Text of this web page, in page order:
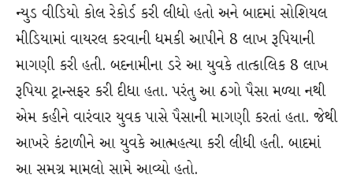
ન્યુડ વીડિયો કોલ રેકોર્ડ કરી લીધો હતો અને બાદમાં સોશિયલ
મીડિયામાં વાયરલ કરવાની ધમકી આપીને 8 લાખ રૂપિયાની
માગણી કરી હતી. બદનામીના ડરે આ યુવકે તાત્કાલિક 8 લાખ
રૂપિયા ટ્રાન્સફર કરી દીધા હતા. પરંતુ આ ઠગો પૈસા મળ્યા નથી
એમ કહીને વારંવાર યુવક પાસે પૈસાની માગણી કરતાં હતા. જેથી
આખરે કંટાળીને આ યુવકે આત્મહત્યા કરી લીધી હતી. બાદમાં
આ સમગ્ર મામલો સામે આવ્યો હતો.